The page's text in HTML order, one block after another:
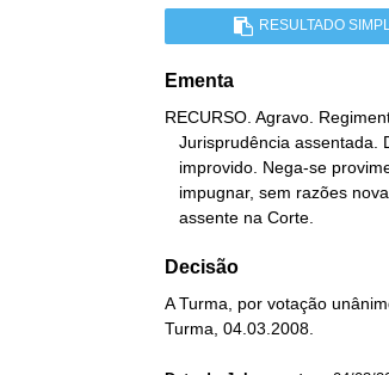
RESULTADO
Ementa
RECURSO. Agravo.
   assente na Corte.
Decisão
A Turma, por votação
Turma, 04.03.2008.